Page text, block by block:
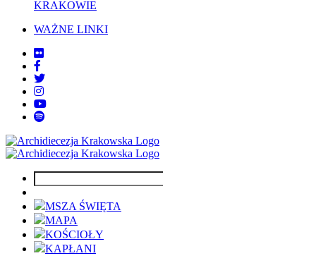
KRAKOWIE
WAŻNE LINKI
MSZA ŚWIĘTA
MAPA
KOŚCIOŁY
KAPŁANI